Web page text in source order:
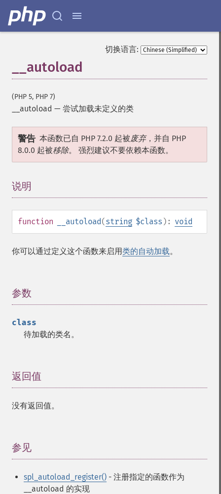
切换语言:
__autoload
(PHP 5, PHP 7)
__autoload — 尝试加载未定义的类
警告 本函数已自 PHP 7.2.0 起被废弃，并自 PHP
8.0.0 起被移除。 强烈建议不要依赖本函数。
说明
function __autoload(string $class ): void
你可以通过定义这个函数来启用类的自动加载。
参数
class
待加载的类名。
返回值
没有返回值。
参见
spl_autoload_register() - 注册指定的函数作为
__autoload 的实现